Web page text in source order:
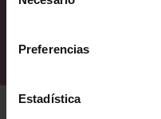
Preferencias
Estadística